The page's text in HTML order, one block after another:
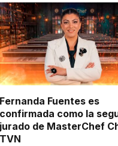
Fernanda Fuentes es
confirmada como la
jurado de MasterChef
TVN